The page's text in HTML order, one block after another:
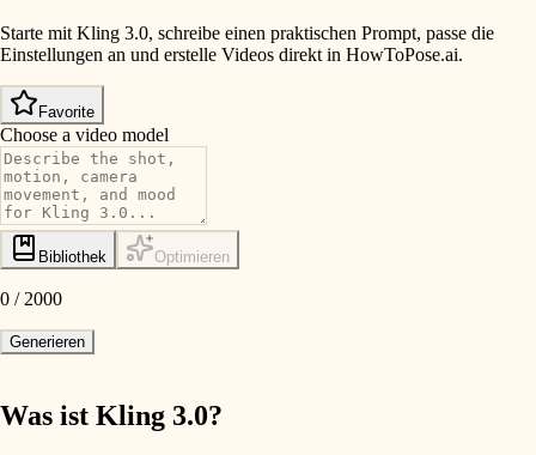
Starte mit Kling 3.0, schreibe einen praktischen Prompt, passe die
Einstellungen an und erstelle Videos direkt in HowToPose.ai.
Favorite
Choose a video model
Bibliothek Optimieren
0 / 2000
Generieren
Was ist Kling 3.0?